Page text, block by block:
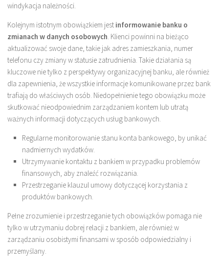
windykacja należności.
Kolejnym istotnym obowiązkiem jest informowanie banku o
zmianach w danych osobowych. Klienci powinni na bieżąco
aktualizować swoje dane, takie jak adres zamieszkania, numer
telefonu czy zmiany w statusie zatrudnienia. Takie działania są
kluczowe nie tylko z perspektywy organizacyjnej banku, ale również
dla zapewnienia, że wszystkie informacje komunikowane przez bank
trafiają do właściwych osób. Niedopełnienie tego obowiązku może
skutkować nieodpowiednim zarządzaniem kontem lub utratą
ważnych informacji dotyczących usług bankowych.
Regularne monitorowanie stanu konta bankowego, by unikać
nadmiernych wydatków.
Utrzymywanie kontaktu z bankiem w przypadku problemów
finansowych, aby znaleźć rozwiązania.
Przestrzeganie klauzul umowy dotyczącej korzystania z
produktów bankowych.
Pełne zrozumienie i przestrzeganie tych obowiązków pomaga nie
tylko w utrzymaniu dobrej relacji z bankiem, ale również w
zarządzaniu osobistymi finansami w sposób odpowiedzialny i
przemyślany.